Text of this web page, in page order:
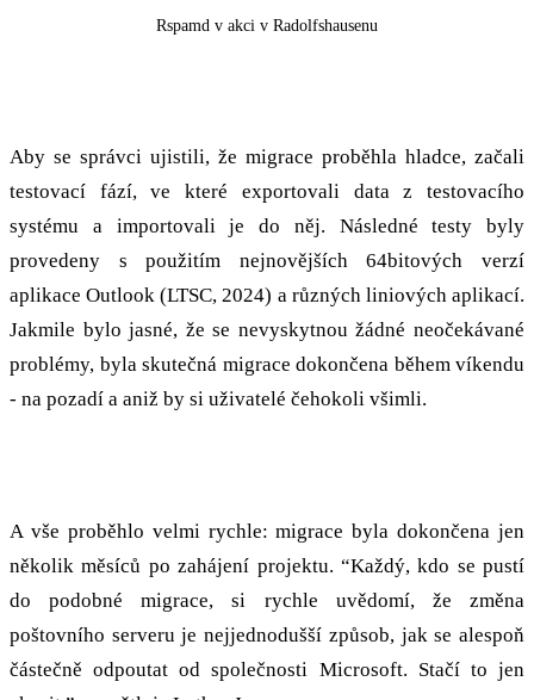
Rspamd v akci v Radolfshausenu
Aby se správci ujistili, že migrace proběhla hladce, začali
testovací fází, ve které exportovali data z testovacího
systému a importovali je do něj. Následné testy byly
provedeny s použitím nejnovějších 64bitových verzí
aplikace Outlook (LTSC, 2024) a různých liniových aplikací.
Jakmile bylo jasné, že se nevyskytnou žádné neočekávané
problémy, byla skutečná migrace dokončena během víkendu
- na pozadí a aniž by si uživatelé čehokoli všimli.
A vše proběhlo velmi rychle: migrace byla dokončena jen
několik měsíců po zahájení projektu. “Každý, kdo se pustí
do podobné migrace, si rychle uvědomí, že změna
poštovního serveru je nejjednodušší způsob, jak se alespoň
částečně odpoutat od společnosti Microsoft. Stačí to jen